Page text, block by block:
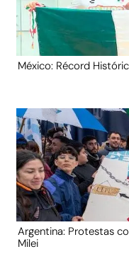
México: Récord
Argentina: Protestas
Milei